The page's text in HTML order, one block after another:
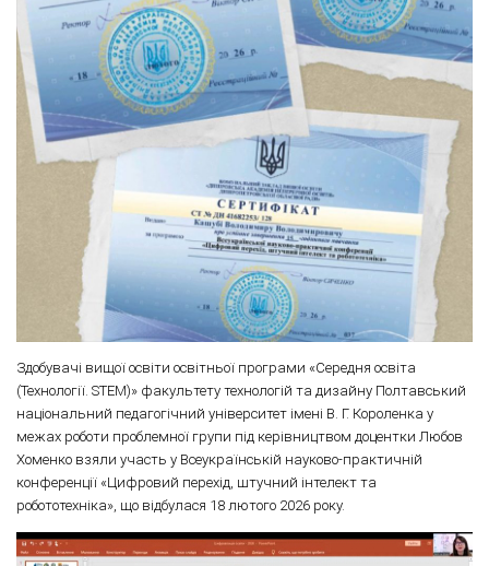
Здобувачі вищої освіти освітньої програми «Середня освіта
(Технології. STEM)» факультету технологій та дизайну Полтавський
національний педагогічний університет імені В. Г. Короленка у
межах роботи проблемної групи під керівництвом доцентки Любов
Хоменко взяли участь у Всеукраїнській науково-практичній
конференції «Цифровий перехід, штучний інтелект та
робототехніка», що відбулася 18 лютого 2026 року.